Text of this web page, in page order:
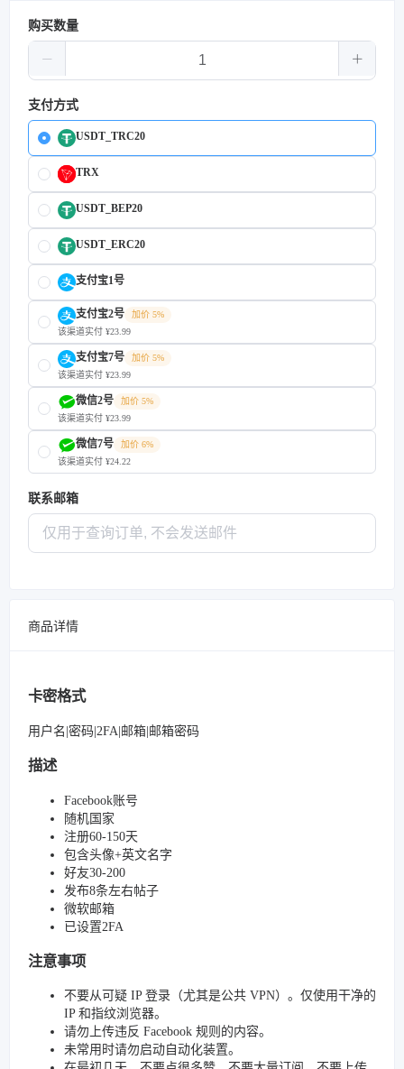
购买数量
支付方式
USDT_TRC20
TRX
USDT_BEP20
USDT_ERC20
支付宝1号
支付宝2号
加价 5%
该渠道实付 ¥23.99
支付宝7号
加价 5%
该渠道实付 ¥23.99
微信2号
加价 5%
该渠道实付 ¥23.99
微信7号
加价 6%
该渠道实付 ¥24.22
联系邮箱
商品详情
卡密格式
用户名|密码|2FA|邮箱|邮箱密码
描述
Facebook账号
随机国家
注册60-150天
包含头像+英文名字
好友30-200
发布8条左右帖子
微软邮箱
已设置2FA
注意事项
不要从可疑 IP 登录（尤其是公共 VPN）。仅使用干净的
IP 和指纹浏览器。
请勿上传违反 Facebook 规则的内容。
未常用时请勿启动自动化装置。